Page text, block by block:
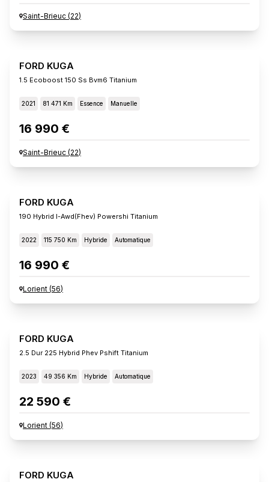
Saint-Brieuc (22)
FORD KUGA
1.5 Ecoboost 150 Ss Bvm6 Titanium
2021 81 471 Km Essence Manuelle
16 990 €
Saint-Brieuc (22)
FORD KUGA
190 Hybrid I-Awd(fhev) Powershi Titanium
2022 115 750 Km Hybride Automatique
16 990 €
Lorient (56)
FORD KUGA
2.5 Dur 225 Hybrid Phev Pshift Titanium
2023 49 356 Km Hybride Automatique
22 590 €
Lorient (56)
FORD KUGA